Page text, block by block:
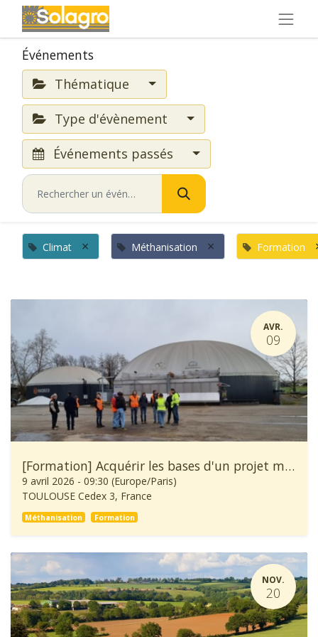
Événements
Thématique
Type d'évènement
Événements passés
Climat × Méthanisation × Formation
AVR.
09
[Formation] Acquérir les bases d'un projet méthanisation
9 avril 2026 - 09:30 (Europe/Paris)
TOULOUSE Cedex 3, France
Méthanisation Formation
NOV.
20